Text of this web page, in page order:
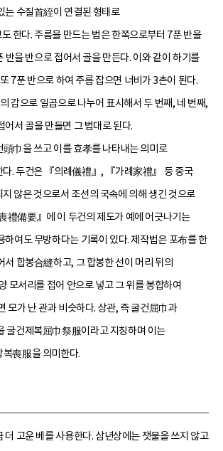
는 수질首絰이 연결된 형태로
한다. 주름을 만드는 법은 한쪽으로부터 7푼 반을
반을 반으로 접어서 골을 만든다. 이와 같이 하기를
7푼 반으로 하여 주름 잡으면 너비가 3촌이 된다.
감으로 일곱으로 나누어 표시해서 두 번째, 네 번째,
어서 골을 만들면 그 법대로 된다.
巾을 쓰고 이를 효孝를 나타내는 의미로
. 두건은 『의례儀禮』, 『가례家禮』 등 중국
않은 것으로서 조선의 국속에 의해 생긴 것으로
禮備要』에 이 두건의 제도가 예에 어긋나기는
하여도 무방하다는 기록이 있다. 제작법은 포布를 한
서 합봉合縫하고, 그 합봉한 선이 머리 뒤의
모서리를 접어 안으로 넣고 그 위를 봉합하여
모가 난 관과 비슷하다. 상관, 즉 굴건屈巾과
굴건제복屈巾祭服이라고 지칭하며 이는
복喪服을 의미한다.
더 고운 베를 사용한다. 삼년상에는 잿물을 쓰지 않고